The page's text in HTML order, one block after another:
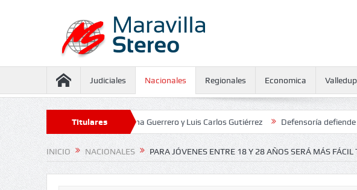
Judiciales Nacionales Regionales Economica
Titulares
contra Juliana Guerrero y Luis Carlos Gutiérrez Defensoría defiende ante el
INICIO NACIONALES PARA JÓVENES ENTRE 18 Y 28 AÑOS SERÁ MÁS